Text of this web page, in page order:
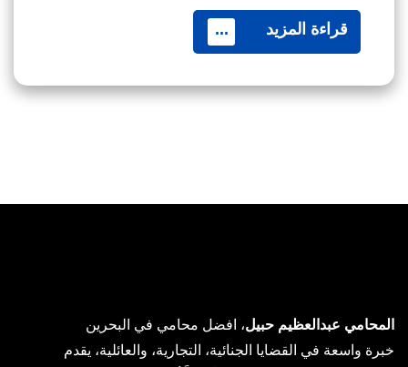
قراءة المزيد ...
المحامي عبدالعظيم حبيل، افضل محامي في البحرين
خبرة واسعة في القضايا الجنائية، التجارية، والعائلية، يقدم